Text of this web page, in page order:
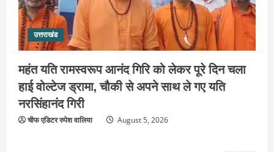
उत्तराखंड
महंत यति रामस्वरूप आनंद गिरि को लेकर पूरे दिन चला
हाई वोल्टेज ड्रामा, चौकी से अपने साथ ले गए यति
नरसिंहानंद गिरी
चीफ एडिटर रुपेश वालिया August 5, 2026
5
उत्तराखंड
कांवड़ियों की सेवा में जुटा हरिद्वार-रूड़की
विकास प्राधिकरण, जलपान व प्रसाद वितरण
August 5, 2026
उत्तराखंड
कांवड़ यात्रा, संतों ने दिया विजयी भव का